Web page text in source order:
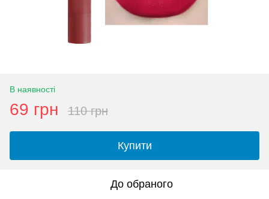
В наявності
69 грн 110 грн
Купити
До обраного